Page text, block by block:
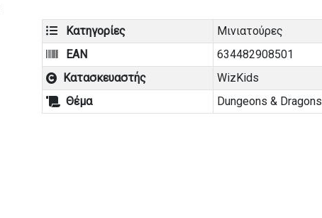
Κατηγορίες
Μινιατούρες
EAN
634482908501
Κατασκευαστής
WizKids
Θέμα
Dungeons & Dragons